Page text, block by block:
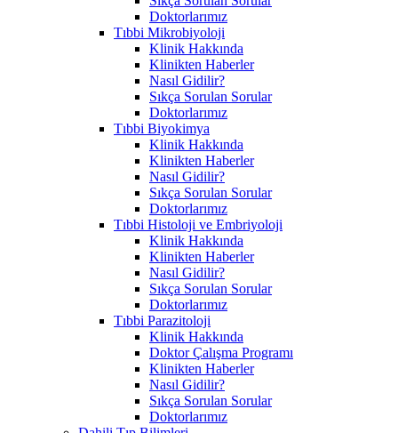
Doktorlarımız
Tıbbi Mikrobiyoloji
Klinik Hakkında
Klinikten Haberler
Nasıl Gidilir?
Sıkça Sorulan Sorular
Doktorlarımız
Tıbbi Biyokimya
Klinik Hakkında
Klinikten Haberler
Nasıl Gidilir?
Sıkça Sorulan Sorular
Doktorlarımız
Tıbbi Histoloji ve Embriyoloji
Klinik Hakkında
Klinikten Haberler
Nasıl Gidilir?
Sıkça Sorulan Sorular
Doktorlarımız
Tıbbi Parazitoloji
Klinik Hakkında
Doktor Çalışma Programı
Klinikten Haberler
Nasıl Gidilir?
Sıkça Sorulan Sorular
Doktorlarımız